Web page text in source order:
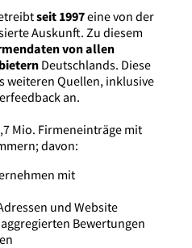
seit 1997eine von der
Auskunft. Zu diesem
von allen
Deutschlands. Diese
weiteren Quellen, inklusive
an.
Mio. Firmeneinträge mit
davon:
mit
und Website
Bewertungen